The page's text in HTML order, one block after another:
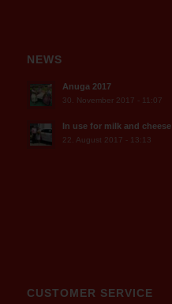
NEWS
Anuga 2017
30. November 2017 - 11:07
In use for milk and cheese
22. August 2017 - 13:13
CUSTOMER SERVICE